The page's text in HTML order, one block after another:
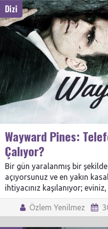
Dizi
Wayward Pines:
Çalıyor?
Bir gün yaralanmış bir
açıyorsunuz ve en yakın
ihtiyacınız kaşılanıyor;
Özlem Yenilmez